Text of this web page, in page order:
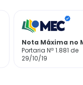
Nota Máxima no
Portaria Nª 1.881 de
29/10/19